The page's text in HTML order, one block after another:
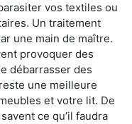
vos textiles ou
Un traitement
une main de maître.
provoquer des
débarrasser des
une meilleure
et votre lit. De
ce qu’il faudra